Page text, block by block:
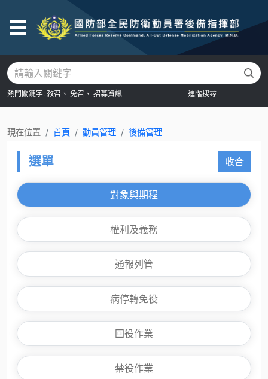
熱門關鍵字: 教召、 免召、 招募資訊 進階搜尋
現在位置 首頁 動員管理 後備管理
選單 收合
對象與期程
權利及義務
通報列管
病停轉免役
回役作業
禁役作業